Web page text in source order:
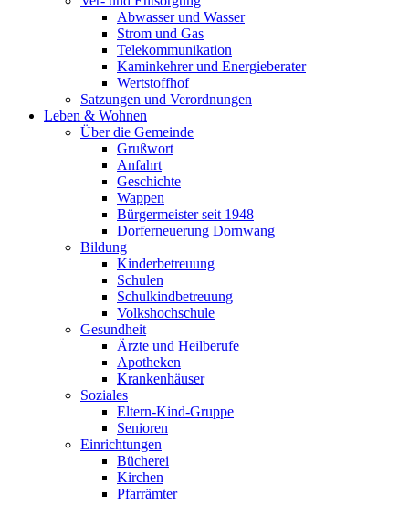
Abwasser und Wasser
Strom und Gas
Telekommunikation
Kaminkehrer und Energieberater
Wertstoffhof
Satzungen und Verordnungen
Leben & Wohnen
Über die Gemeinde
Grußwort
Anfahrt
Geschichte
Wappen
Bürgermeister seit 1948
Dorferneuerung Dornwang
Bildung
Kinderbetreuung
Schulen
Schulkindbetreuung
Volkshochschule
Gesundheit
Ärzte und Heilberufe
Apotheken
Krankenhäuser
Soziales
Eltern-Kind-Gruppe
Senioren
Einrichtungen
Bücherei
Kirchen
Pfarrämter